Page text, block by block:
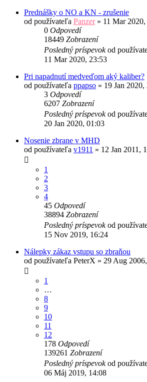
Prednášky o NO a KN - zrušenie
od používateľa Panzer» 11 Mar
0 Odpovedí
18449 Zobrazení
Posledný príspevokod
11 Mar 2020, 23:53
Pri napadnutí medveďom aký kaliber?
od používateľa ppapso » 19 Jan 2020,
3 Odpovedí
6207 Zobrazení
Posledný príspevokod
20 Jan 2020, 01:03
Nosenie zbrane v MHD
od používateľa v1911 » 12 Jan 2011,
1
2
3
4
45 Odpovedí
38894 Zobrazení
Posledný príspevokod
15 Nov 2019, 16:24
Nálepky zákaz vstupu so zbraňou
od používateľa PeterX » 29 Aug
1
…
8
9
10
11
12
178 Odpovedí
139261 Zobrazení
Posledný príspevokod
06 Máj 2019, 14:08